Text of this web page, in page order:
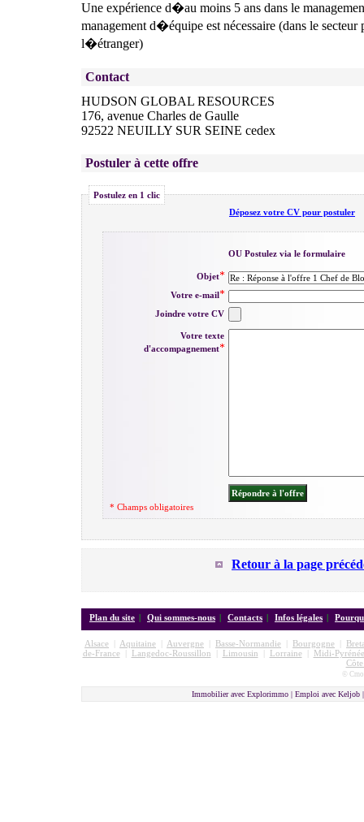
Une expérience d�au moins 5 ans dans le
management d�équipe est nécessaire (dans le
l�étranger)
Contact
HUDSON GLOBAL RESOURCES
176, avenue Charles de Gaulle
92522 NEUILLY SUR SEINE cedex
Postuler à cette offre
Postulez en 1 clic
Déposez votre CV pour postuler
OU Postulez via le formulaire
Objet
Votre e-mail
Joindre votre CV
Votre texte
d'accompagnement
* Champs obligatoires
Retour à la page
Plan du site | Qui sommes-nous | Contacts | Infos légales |
Alsace Aquitaine Auvergne Basse-Normandie Bourgogne
de-France| Langedoc-Roussillon Limousin Lorraine|
Midi-
©
Immobilier avec Explorimmo | Emploi avec Keljob